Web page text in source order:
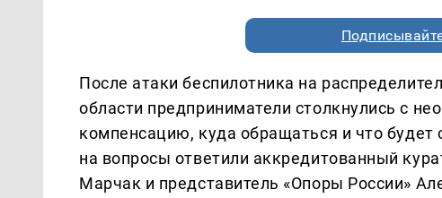
После атаки беспилотника на
области предприниматели столкнулись с
компенсацию, куда обращаться и что
на вопросы ответили аккредитованный
Марчак и представитель «Опоры России»